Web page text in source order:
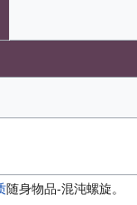
随身物品-混沌螺旋。